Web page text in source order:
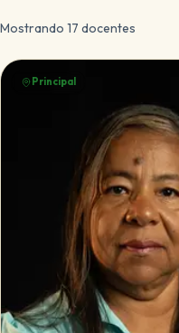
Mostrando 17 docentes
Principal